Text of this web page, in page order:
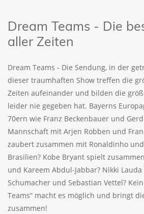
Dream Teams - Die
aller Zeiten
Dream Teams - Die Sendung, in der
dieser traumhaften Show treffen die
Zeiten aufeinander und bilden die
leider nie gegeben hat. Bayerns
70ern wie Franz Beckenbauer und
Mannschaft mit Arjen Robben und
zaubert zusammen mit Ronaldinho
Brasilien? Kobe Bryant spielt
und Kareem Abdul-Jabbar? Nikki
Schumacher und Sebastian Vettel?
Teams“ macht es möglich und bringt
zusammen!